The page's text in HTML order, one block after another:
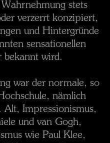
stets
verzerrt konzipiert,
und Hintergründe
sensationellen
bekannt wird.
war der normale, so
nämlich
Alt, Impressionismus,
und van Gogh,
wie Paul Klee,